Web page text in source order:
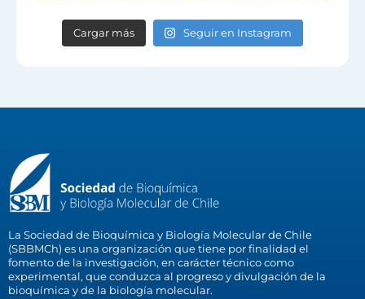
Cargar más Seguir en Instagram
La Sociedad de Bioquímica y Biología Molecular de Chile
(SBBMCh) es una organización que tiene por finalidad el
fomento de la investigación, en carácter técnico como
experimental, que conduzca al progreso y divulgación de la
bioquímica y de la biología molecular.